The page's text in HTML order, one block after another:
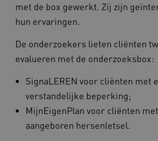
met de box gewerkt. Zij zijn
hun ervaringen.
De onderzoekers lieten cliënten
evalueren met de onderzoeksbox:
SignaLEREN voor cliënten met
verstandelijke beperking;
MijnEigenPlan voor cliënten
aangeboren hersenletsel.